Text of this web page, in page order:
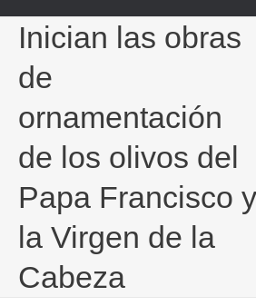
Inician las obras
de
ornamentación
de los olivos del
Papa Francisco y
la Virgen de la
Cabeza